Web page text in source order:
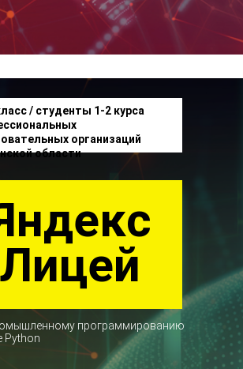
программированию
Python
Лицей
/ студенты 1-2 курса
организаций
области